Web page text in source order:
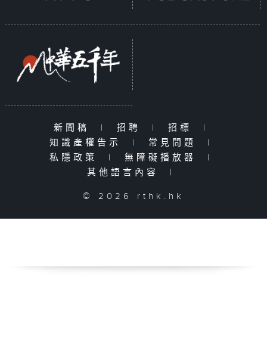
新聞稿 | 招聘 | 招標
|
知識產權告示
| 常見問題
|
私隱政策
| 無障礙播放器
|
其他語言內容
|
© 2026 rthk.hk